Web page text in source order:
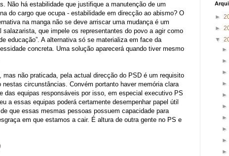
Não há estabilidade que justifique a manutenção de um
do cargo que ocupa - estabilidade em direcção ao abismo? O
na manga não se deve arriscar uma mudança é um
que impele os representantes do povo a agir como
educação”. A alternativa só se materializa em face da
concreta. Uma solução aparecerá quando tiver mesmo
mas não praticada, pela actual direcção do PSD é um requisito
nestas circunstâncias. Convém portanto haver memória clara
das equipas responsáveis por isso, em especial executivo PS
a essas equipas poderá certamente desempenhar papel útil
que essas mesmas pessoas possuem capacidade para
em que estamos a cair. É altura de outra gente no PS e
►
►
▼